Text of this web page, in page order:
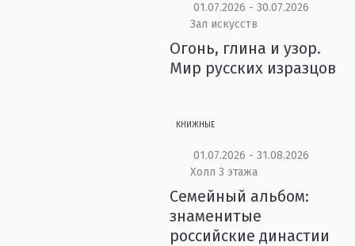
01.07.2026 - 30.07.2026
Зал искусств
Огонь, глина и узор.
Мир русских изразцов
КНИЖНЫЕ
01.07.2026 - 31.08.2026
Холл 3 этажа
Семейный альбом:
знаменитые
российские династии